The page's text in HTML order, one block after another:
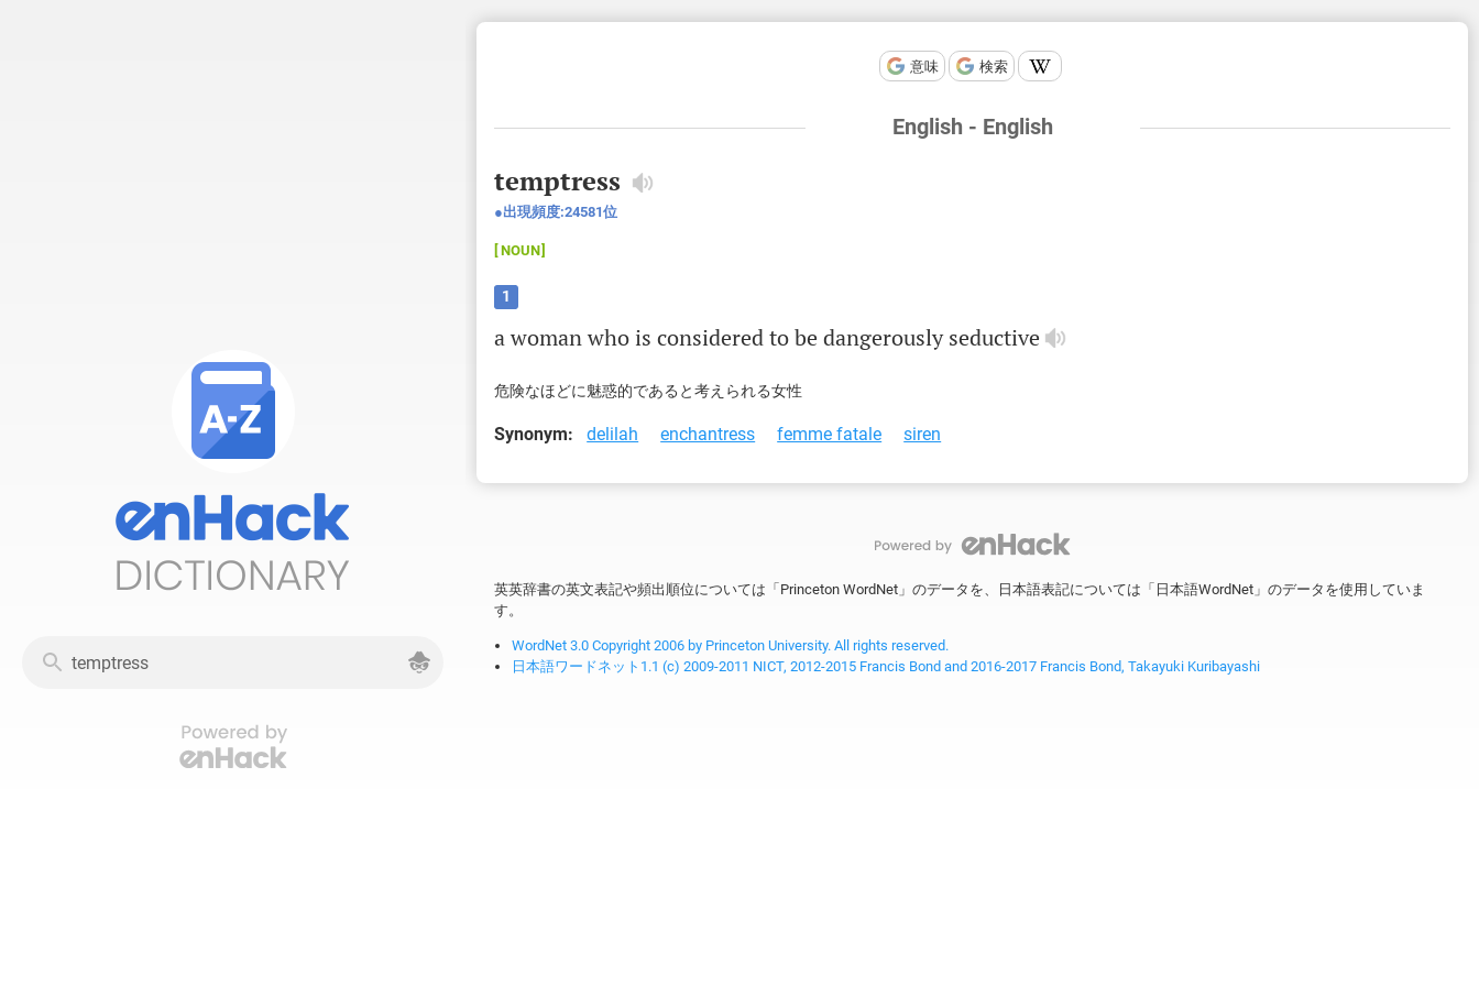
意味 検索
English - English
temptress
出現頻度:24581位
NOUN
1
awomanwho is consideredtobe dangerously seductive
危険なほどに魅惑的であると考えられる女性
Synonym: delilah enchantress femme fatale siren
英英辞書の英文表記や頻出順位については「Princeton WordNet」のデータを、日本語表記については「日本語WordNet」のデータを使用していま
す。
WordNet 3.0 Copyright 2006 by Princeton University. All rights reserved.
日本語ワードネット1.1 (c) 2009-2011 NICT, 2012-2015 Francis Bond and 2016-2017 Francis Bond, Takayuki Kuribayashi